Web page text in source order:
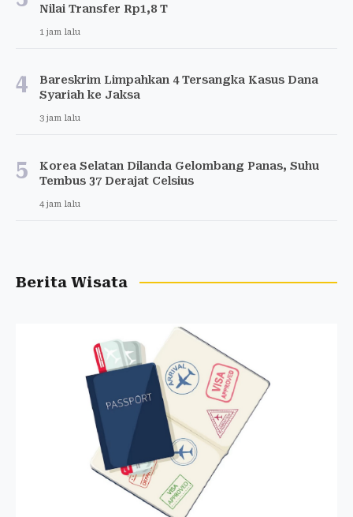
Nilai Transfer Rp1,8 T
1 jam lalu
4
Bareskrim Limpahkan 4 Tersangka Kasus Dana
Syariah ke Jaksa
3 jam lalu
5
Korea Selatan Dilanda Gelombang Panas, Suhu
Tembus 37 Derajat Celsius
4 jam lalu
Berita Wisata